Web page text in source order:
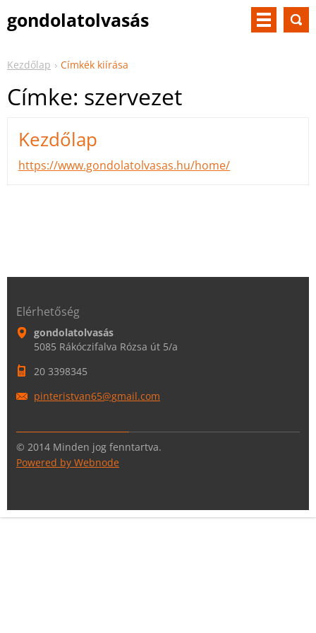
gondolatolvasás
Kezdőlap Címkék kiírása
Címke: szervezet
Kezdőlap
https://www.gondolatolvasas.hu/home/
Elérhetőség
gondolatolvasás
5085 Rákóczifalva Rózsa út 5/a
20 3398345
pinteristvan65@gmail.com
© 2014 Minden jog fenntartva.
Powered by Webnode